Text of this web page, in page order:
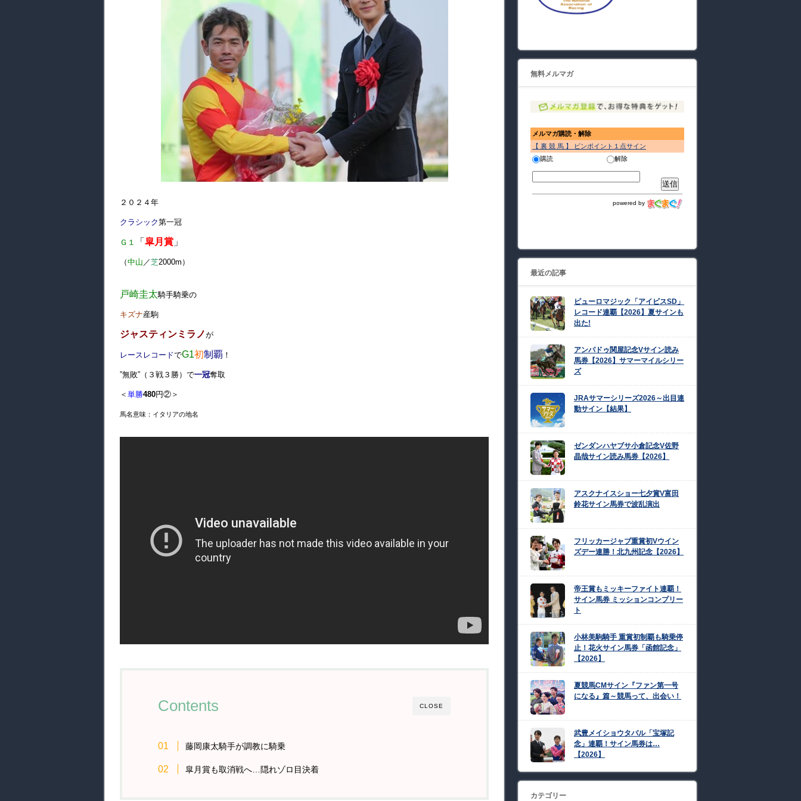
２０２４年
クラシック第一冠
Ｇ１ 「 皐月賞 」
（中山 ／芝2000m）
戸崎圭太騎手騎乗の
キズナ産駒
ジャスティンミラノが
レースレコードでG1初制覇 ！
”無敗”（３戦３勝）で一冠奪取
＜ 単勝480円②＞
馬名意味：イタリアの地名
CLOSE
Contents
藤岡康太騎手が調教に騎乗
皐月賞も取消戦へ…隠れゾロ目決着
無料メルマガ
メルマガ購読・解除
【 裏 競 馬 】 ピンポイント１点サイン
購読
解除
powered by
最近の記事
ピューロマジック「アイビスSD」
レコード連覇【2026】夏サインも
出た!
アンパドゥ関屋記念Vサイン読み
馬券【2026】サマーマイルシリー
ズ
JRAサマーシリーズ2026～出目連
動サイン【結果】
ゼンダンハヤブサ小倉記念V佐野
晶哉サイン読み馬券【2026】
アスクナイスショー七夕賞V富田
鈴花サイン馬券で波乱演出
フリッカージャブ重賞初Vウイン
ズデー連勝！北九州記念【2026】
帝王賞もミッキーファイト連覇！
サイン馬券 ミッションコンプリー
ト
小林美駒騎手 重賞初制覇も騎乗停
止！花火サイン馬券「函館記念」
【2026】
夏競馬CMサイン『ファン第一号
になる』篇～競馬って、出会い！
武豊メイショウタバル「宝塚記
念」連覇！サイン馬券は…
【2026】
カテゴリー